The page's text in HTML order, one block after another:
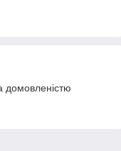
домовленістю